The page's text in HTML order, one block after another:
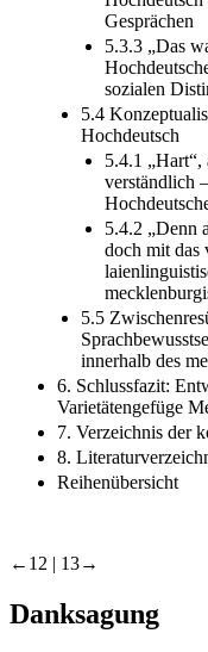
Gesprächen
5.3.3 „Das
sozialen
5.4
Hochdeutsch
5.4.1 „Hart“,
verständlich
5.4.2 „Denn
doch mit das
5.5
innerhalb des
6. Schlussfazit:
Varietätengefüge
7. Verzeichnis der
8.
Reihenübersicht
←12 | 13→
Danksagung